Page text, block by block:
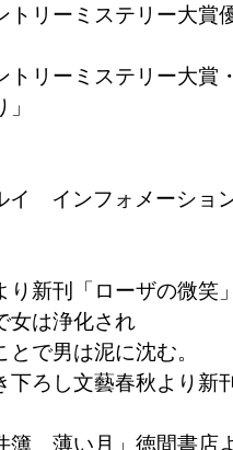
ミステリー大賞
ミステリー大賞
インフォメーショ
刊「ローザの微笑
浄化され
は泥に沈む。
文藝春秋より新
薄い月」徳間書店